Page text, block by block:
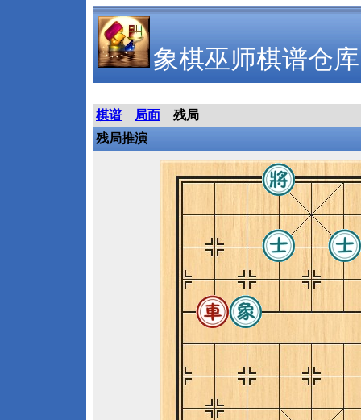
象棋巫师棋谱仓库
棋谱 局面
残局
残局推演